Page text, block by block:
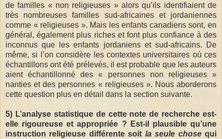
de familles « non religieuses » alors qu’ils identifiaient de
très nombreuses familles sud-africaines et jordaniennes
comme « religieuses ». Mais les enfants canadiens sont, en
général, également plus riches et font plus confiance à des
inconnus que les enfants jordaniens et sud-africains. De
même, si l’on considère les contextes universitaires où ces
échantillons ont été prélevés, il est probable que les auteurs
aient échantillonné des « personnes non religieuses »
nanties et des personnes « religieuses ». Nous aborderons
cette question plus en détail dans la section suivante.
5) L’analyse statistique de cette note de recherche est-
elle rigoureuse et appropriée ? Est-il plausible qu’une
instruction religieuse différente soit la seule chosequi